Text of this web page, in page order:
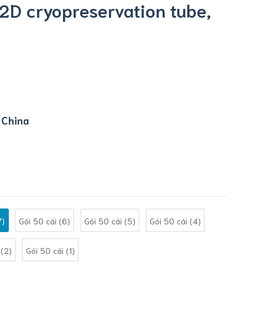
cryopreservation tube,
Gói 50 cái (6) Gói 50 cái (5) Gói 50 cái (4)
Gói 50 cái (1)